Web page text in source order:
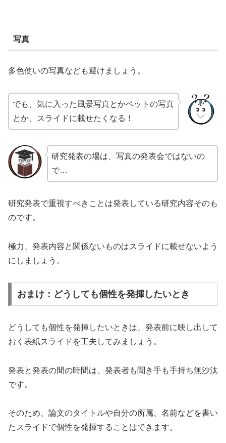
写真
多色使いの写真なども避けましょう。
でも、気に入った風景写真とかペットの写真
とか、スライドに載せたくなる！
研究発表の場は、写真の発表会ではないの
で…
研究発表で重視すべきことは発表している研究内容そのも
のです。
極力、発表内容と関係ないものはスライドに載せないよう
にしましょう。
おまけ：どうしても個性を発揮したいとき
どうしても個性を発揮したいときは、発表前に映し出して
おく表紙スライドを工夫してみましょう。
発表と発表の間の時間は、発表者も聞き手も手持ち無沙汰
です。
そのため、論文のタイトルや自分の所属、名前などを書い
たスライドで個性を発揮することはできます。